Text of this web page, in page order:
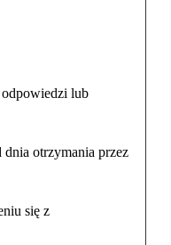
odpowiedzi lub
otrzymania przez
się z